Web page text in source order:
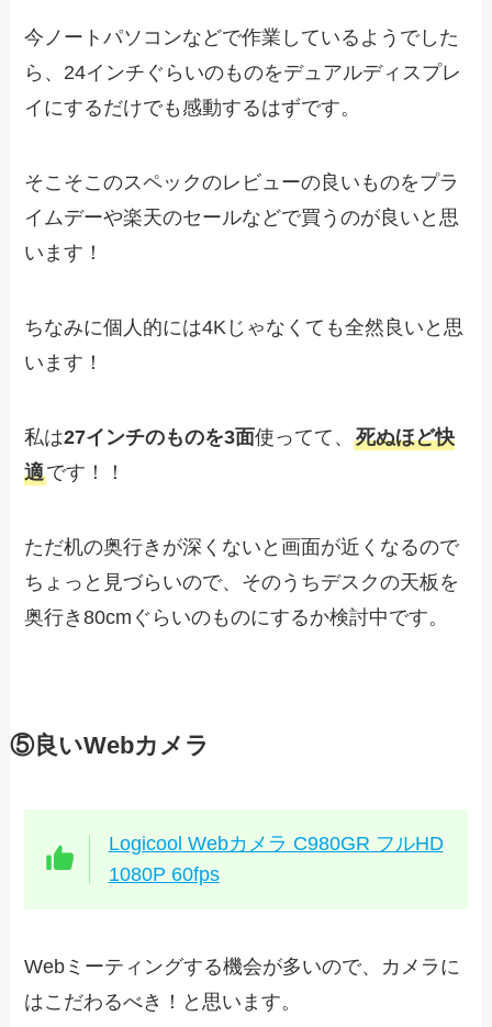
今ノートパソコンなどで作業しているようでした
ら、24インチぐらいのものをデュアルディスプレ
イにするだけでも感動するはずです。
そこそこのスペックのレビューの良いものをプラ
イムデーや楽天のセールなどで買うのが良いと思
います！
ちなみに個人的には4Kじゃなくても全然良いと思
います！
私は27インチのものを3面使ってて、死ぬほど快
適です！！
ただ机の奥行きが深くないと画面が近くなるので
ちょっと見づらいので、そのうちデスクの天板を
奥行き80cmぐらいのものにするか検討中です。
⑤良いWebカメラ
Logicool Webカメラ C980GR フルHD
1080P 60fps
Webミーティングする機会が多いので、カメラに
はこだわるべき！と思います。